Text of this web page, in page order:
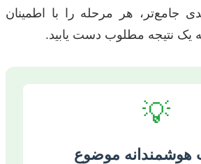
جامع‌تر، هر مرحله را با اطمینان
یک نتیجه مطلوب دست یابید.
💡
هوشمندانه موضوع